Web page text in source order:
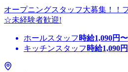
オープニングスタッフ大募集！
☆未経験者歓迎!
ホールスタッフ 時給1,090円〜
キッチンスタッフ 時給1,090